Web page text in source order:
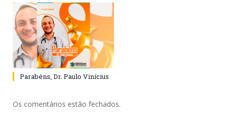
Parabéns, Dr. Paulo Vinícius
Os comentários estão fechados.